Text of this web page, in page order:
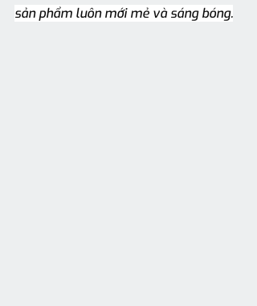
sản phẩm luôn mới mẻ và sáng bóng.